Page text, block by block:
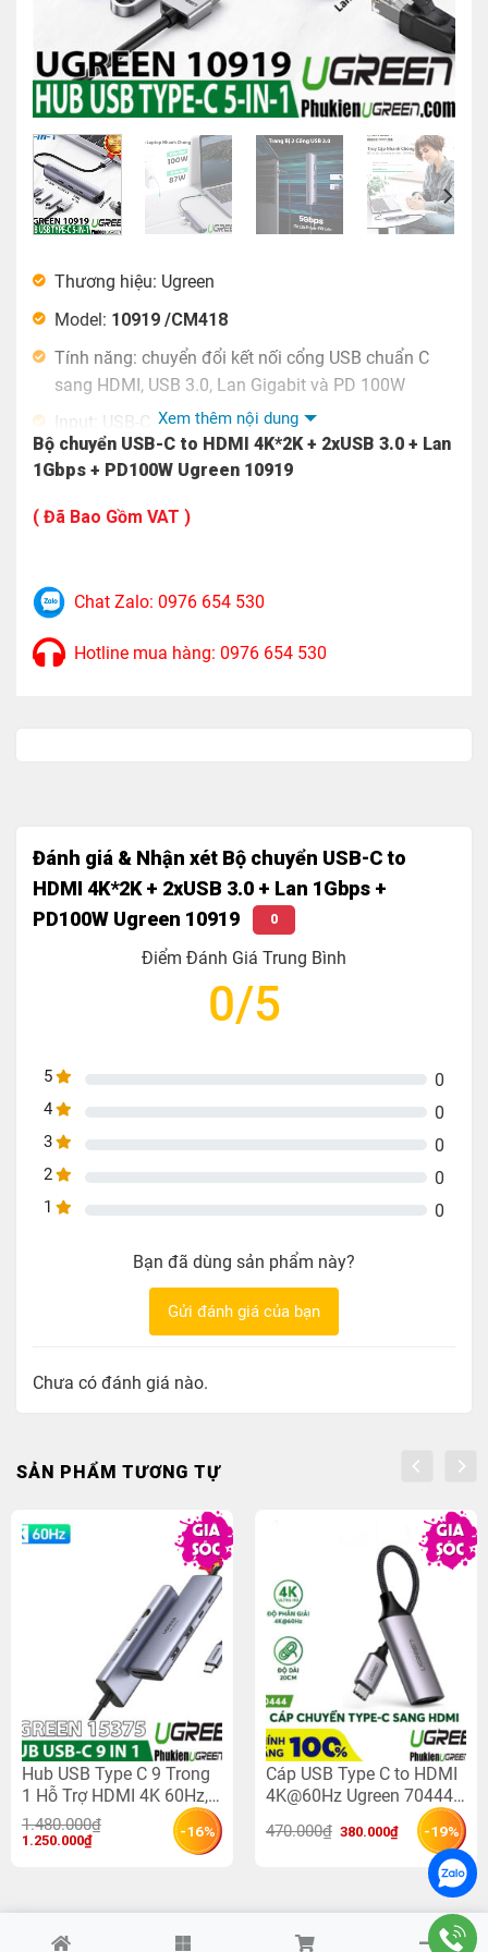
Thương hiệu: Ugreen
Model: 10919 /CM418
Tính năng: chuyển đổi kết nối cổng USB chuẩn C
sang HDMI, USB 3.0, Lan Gigabit và PD 100W
Input: USB-C
Output: HDMI x1; USB 3.0 x2, RJ45, PD100W
Tốc độ truyền dữ liệu cổng USB 3.0: 5Gbps
Tốc độ mạng: 1Gbps
Xem thêm nội dung
Bộ chuyển USB-C to HDMI 4K*2K + 2xUSB 3.0 + Lan
1Gbps + PD100W Ugreen 10919
( Đã Bao Gồm VAT )
Chat Zalo: 0976 654 530
Hotline mua hàng: 0976 654 530
Đánh giá & Nhận xét Bộ chuyển USB-C to
HDMI 4K*2K + 2xUSB 3.0 + Lan 1Gbps +
PD100W Ugreen 10919
0
Điểm Đánh Giá Trung Bình
0/5
5 0
4 0
3 0
2 0
1 0
Bạn đã dùng sản phẩm này?
Gửi đánh giá của bạn
Chưa có đánh giá nào.
SẢN PHẨM TƯƠNG TỰ
Hub USB Type C 9 Trong
1 Hỗ Trợ HDMI 4K 60Hz,
RJ45 1Gbps, USB 3.0,
SD/TF,PD 100W Ugreen
1.480.000₫
Giá
1.250.000₫Giá
hiện
-16%
Cáp USB Type C to HDMI
4K@60Hz Ugreen 70444
470.000₫ Giá
380.000₫Giá
hiện
380.000₫.
-19%
Copyright 2026 © Ugreen Việt Nam - Phukienugreen.com